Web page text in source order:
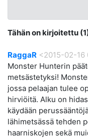
Tähän on kirjoitettu
RaggaR <2015-02-16
Monster Hunterin
metsästetyksi!
jossa pelaajan tulee
hirviöitä. Alku on
käydään
lähimetsässä tehden
haarniskojen sekä